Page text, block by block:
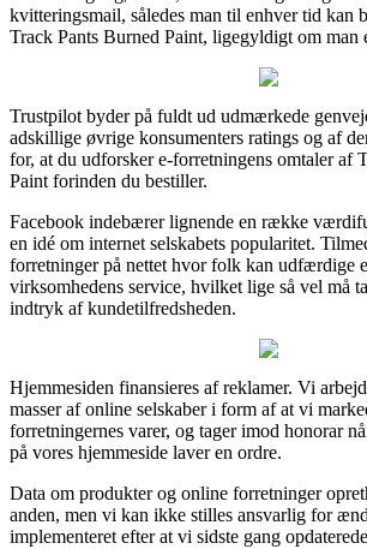
kvitteringsmail, således man til enhver tid kan
Track Pants Burned Paint, ligegyldigt om man
Trustpilot byder på fuldt ud udmærkede
adskillige øvrige konsumenters ratings og af
for, at du udforsker e-forretningens omtaler af
Paint forinden du bestiller.
Facebook indebærer lignende en række
en idé om internet selskabets popularitet.
forretninger på nettet hvor folk kan udfærdige
virksomhedens service, hvilket lige så vel må
indtryk af kundetilfredsheden.
Hjemmesiden finansieres af reklamer. Vi
masser af online selskaber i form af at vi
forretningernes varer, og tager imod honorar
på vores hjemmeside laver en ordre.
Data om produkter og online forretninger
anden, men vi kan ikke stilles ansvarlig for
implementeret efter at vi sidste gang